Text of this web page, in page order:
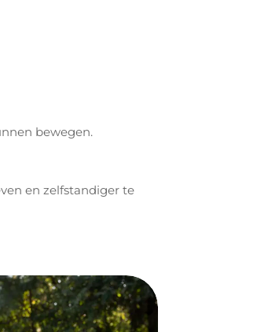
bewegen.
en zelfstandiger te